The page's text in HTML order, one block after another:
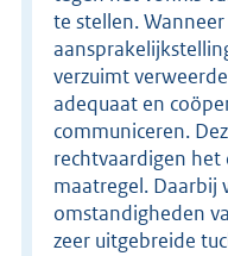
te stellen.
verzuimt
adequaat en
communiceren.
rechtvaardigen
maatregel. Daarbij
omstandigheden
zeer uitgebreide